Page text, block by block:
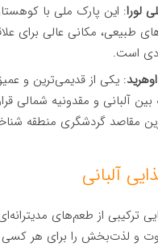
لورا: این پارک ملی با
طبیعی، مکانی عالی برای
است.
: یکی از قدیمی‌ترین و
بین آلبانی و مقدونیه شمالی
مقاصد گردشگری منطقه
آلبانی
ترکیبی از طعم‌های
و لذت‌بخش را برای هر کسی